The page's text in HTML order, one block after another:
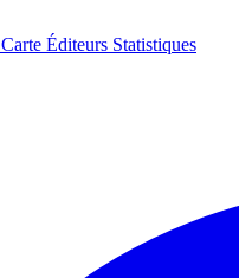
Carte Éditeurs Statistiques